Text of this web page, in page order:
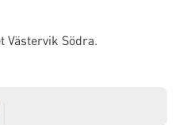
Västervik Södra.